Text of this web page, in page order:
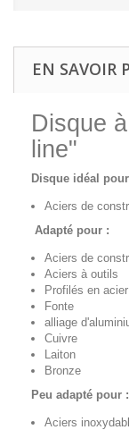
EN SAVOIR
Disque
line"
Disque idéal
Aciers de
Adapté pour :
Aciers de
Aciers à outils
Profilés en acier
Fonte
alliage
Cuivre
Laiton
Bronze
Peu adapté pour :
Aciers